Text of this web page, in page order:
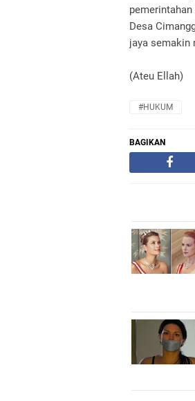
Desa
jaya semakin
(Ateu Ellah)
#HUKUM
BAGIKAN